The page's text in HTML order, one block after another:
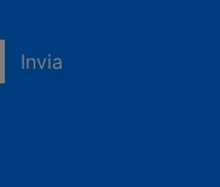
Invia